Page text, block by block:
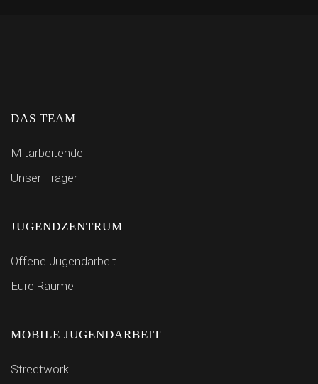
DAS TEAM
Mitarbeitende
Unser Träger
JUGENDZENTRUM
Offene Jugendarbeit
Eure Räume
MOBILE JUGENDARBEIT
Streetwork